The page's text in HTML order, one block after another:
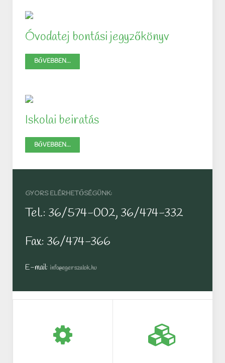
Óvodatej bontási jegyzőkönyv
BŐVEBBEN...
Iskolai beiratás
BŐVEBBEN...
GYORS ELÉRHETŐSÉGÜNK:
Tel.: 36/574-002, 36/474-332
Fax: 36/474-366
E-mail: info@egerszalok.hu